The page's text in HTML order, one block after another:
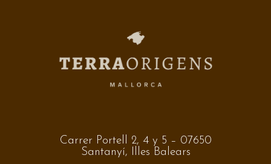
Carrer Portell 2, 4 y 5 – 07650
Santanyí, Illes Balears